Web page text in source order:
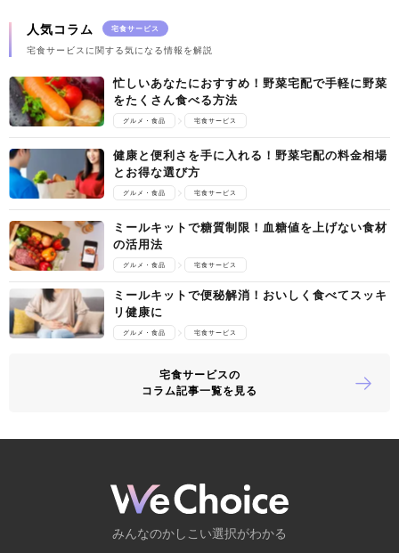
人気コラム 宅食サービス
宅食サービスに関する気になる情報を解説
忙しいあなたにおすすめ！野菜宅配で手軽に野菜
をたくさん食べる方法
グルメ・食品 宅食サービス
健康と便利さを手に入れる！野菜宅配の料金相場
とお得な選び方
グルメ・食品 宅食サービス
ミールキットで糖質制限！血糖値を上げない食材
の活用法
グルメ・食品 宅食サービス
ミールキットで便秘解消！おいしく食べてスッキ
リ健康に
グルメ・食品 宅食サービス
宅食サービスの
コラム記事一覧を見る
みんなのかしこい選択がわかる